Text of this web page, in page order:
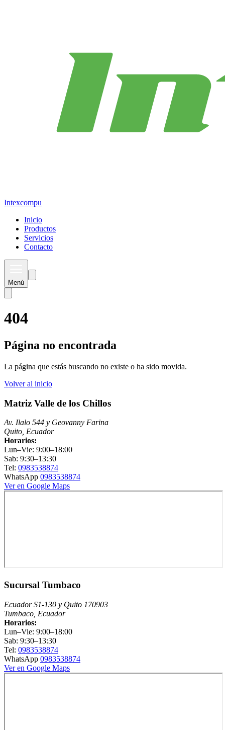
Intexcompu
Inicio
Productos
Servicios
Contacto
Menú
404
Página no encontrada
La página que estás buscando no existe o ha sido movida.
Volver al inicio
Matriz Valle de los Chillos
Av. Ilalo 544 y Geovanny Farina
Quito, Ecuador
Horarios:
Lun–Vie: 9:00–18:00
Sab: 9:30–13:30
Tel: 0983538874
WhatsApp 0983538874
Ver en Google Maps
Sucursal Tumbaco
Ecuador S1-130 y Quito 170903
Tumbaco, Ecuador
Horarios:
Lun–Vie: 9:00–18:00
Sab: 9:30–13:30
Tel: 0983538874
WhatsApp 0983538874
Ver en Google Maps